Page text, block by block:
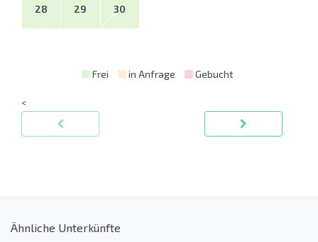
28 29 30
Frei in Anfrage Gebucht
<
Ähnliche Unterkünfte